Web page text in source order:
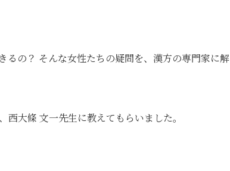
の？ そんな女性たちの疑問を、漢方の専門家に解
大條 文一先生に教えてもらいました。